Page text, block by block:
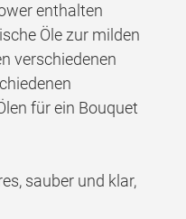
enthalten
Öle zur milden
verschiedenen
für ein Bouquet
sauber und klar,